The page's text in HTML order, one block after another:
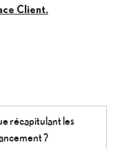
Client.
récapitulant les
?